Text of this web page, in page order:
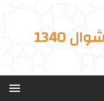
1340